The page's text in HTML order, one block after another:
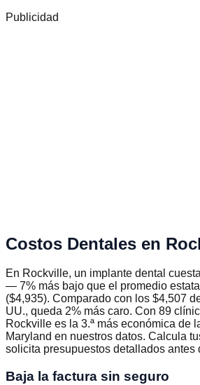
Publicidad
Costos Dentales en
En Rockville, un implante dental
— 7% más bajo que el promedio
($4,935). Comparado con los $4,507
UU., queda 2% más caro. Con 89
Rockville es la 3.ª más económica de
Maryland en nuestros datos. Calcula
solicita presupuestos detallados antes
Baja la factura sin seguro